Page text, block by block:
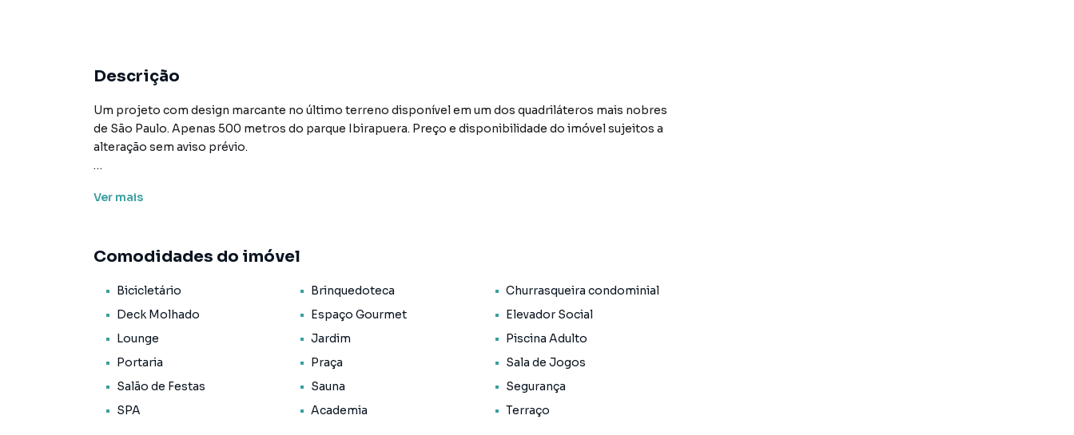
Descrição
Um projeto com design marcante no último terreno disponível em um dos quadriláteros mais nobres
de São Paulo. Apenas 500 metros do parque Ibirapuera. Preço e disponibilidade do imóvel sujeitos a
alteração sem aviso prévio.
• Academia
• Churrasqueira condominial
• Elevador social
• Espaço gourmet
• Gerador
• Hall de entrada com pé direito duplo
• Jardim
• Lounge
• Piscina adulto
Ver mais
Comodidades do imóvel
Bicicletário Brinquedoteca
Churrasqueira condominial
Deck Molhado
Espaço Gourmet
Elevador Social
Lounge
Jardim
Piscina Adulto
Portaria
Praça
Sala de Jogos
Salão de Festas
Sauna
Segurança
SPA
Academia Terraço